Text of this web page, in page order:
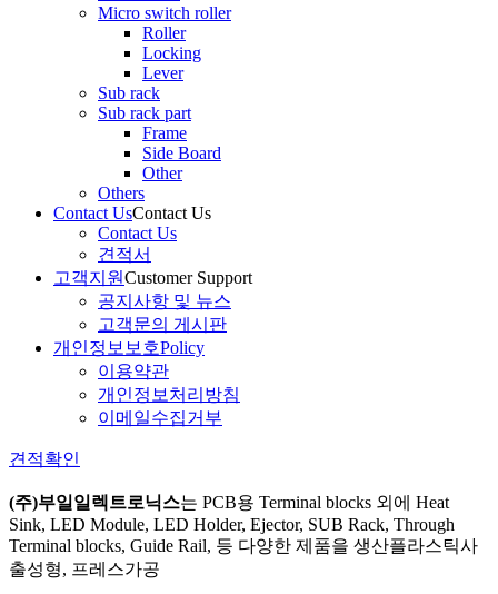
Micro switch roller
Roller
Locking
Lever
Sub rack
Sub rack part
Frame
Side Board
Other
Others
Contact UsContact Us
Contact Us
견적서
고객지원Customer Support
공지사항 및 뉴스
고객문의 게시판
개인정보보호Policy
이용약관
개인정보처리방침
이메일수집거부
견적확인
(주)부일일렉트로닉스는 PCB용 Terminal blocks 외에 Heat
Sink, LED Module, LED Holder, Ejector, SUB Rack, Through
Terminal blocks, Guide Rail, 등 다양한 제품을 생산플라스틱사
출성형, 프레스가공